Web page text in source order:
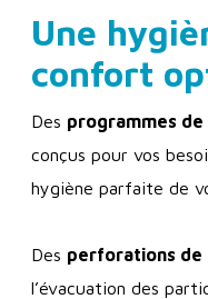
Une
confort
Des programmes
conçus pour vos
hygiène parfaite de
Des perforations de
l’évacuation des